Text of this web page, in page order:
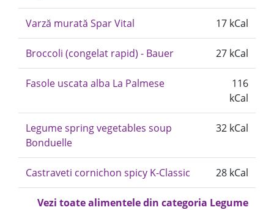
Varză murată Spar Vital 17 kCal
Broccoli (congelat rapid) - Bauer 27 kCal
Fasole uscata alba La Palmese
116
kCal
Legume spring vegetables soup
Bonduelle
32 kCal
Castraveti cornichon spicy K-Classic 28 kCal
Vezi toate alimentele din categoria Legume